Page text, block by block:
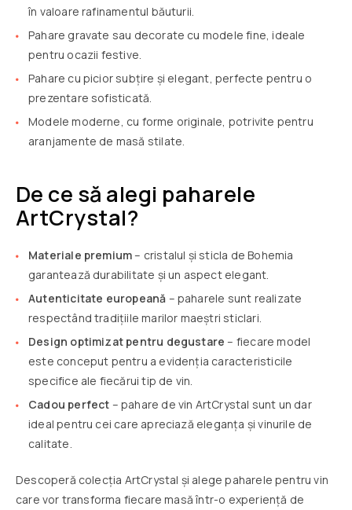
în valoare rafinamentul băuturii.
Pahare gravate sau decorate cu modele fine, ideale
pentru ocazii festive.
Pahare cu picior subțire și elegant, perfecte pentru o
prezentare sofisticată.
Modele moderne, cu forme originale, potrivite pentru
aranjamente de masă stilate.
De ce să alegi paharele
ArtCrystal?
Materiale premium– cristalul și sticla de Bohemia
garantează durabilitate și un aspect elegant.
Autenticitate europeană – paharele sunt realizate
respectând tradițiile marilor maeștri sticlari.
Design optimizat pentru degustare – fiecare model
este conceput pentru a evidenția caracteristicile
specifice ale fiecărui tip de vin.
Cadou perfect – pahare de vin ArtCrystal sunt un dar
ideal pentru cei care apreciază eleganța și vinurile de
calitate.
Descoperă colecția ArtCrystal și alege paharele pentru vin
care vor transforma fiecare masă într-o experiență de